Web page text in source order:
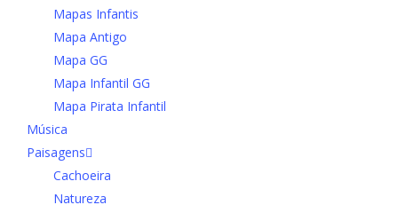
Mapas Infantis
Mapa Antigo
Mapa GG
Mapa Infantil GG
Mapa Pirata Infantil
Música
Paisagens
Cachoeira
Natureza